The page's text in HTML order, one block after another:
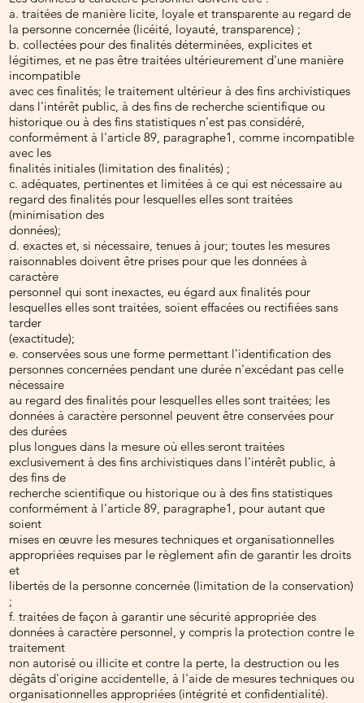
a. traitées de manière licite, loyale et transparente au regard de
la personne concernée (licéité, loyauté, transparence) ;
b. collectées pour des finalités déterminées, explicites et
légitimes, et ne pas être traitées ultérieurement d'une manière
incompatible
avec ces finalités; le traitement ultérieur à des fins archivistiques
dans l'intérêt public, à des fins de recherche scientifique ou
historique ou à des fins statistiques n'est pas considéré,
conformément à l'article 89, paragraphe1, comme incompatible
avec les
finalités initiales (limitation des finalités) ;
c. adéquates, pertinentes et limitées à ce qui est nécessaire au
regard des finalités pour lesquelles elles sont traitées
(minimisation des
données);
d. exactes et, si nécessaire, tenues à jour; toutes les mesures
raisonnables doivent être prises pour que les données à
caractère
personnel qui sont inexactes, eu égard aux finalités pour
lesquelles elles sont traitées, soient effacées ou rectifiées sans
tarder
(exactitude);
e. conservées sous une forme permettant l'identification des
personnes concernées pendant une durée n'excédant pas celle
nécessaire
au regard des finalités pour lesquelles elles sont traitées; les
données à caractère personnel peuvent être conservées pour
des durées
plus longues dans la mesure où elles seront traitées
exclusivement à des fins archivistiques dans l'intérêt public, à
des fins de
recherche scientifique ou historique ou à des fins statistiques
conformément à l'article 89, paragraphe1, pour autant que
soient
mises en œuvre les mesures techniques et organisationnelles
appropriées requises par le règlement afin de garantir les droits
et
libertés de la personne concernée (limitation de la conservation)
;
f. traitées de façon à garantir une sécurité appropriée des
données à caractère personnel, y compris la protection contre le
traitement
non autorisé ou illicite et contre la perte, la destruction ou les
dégâts d'origine accidentelle, à l'aide de mesures techniques ou
organisationnelles appropriées (intégrité et confidentialité).